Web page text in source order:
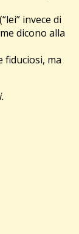
invece di
dicono alla
fiduciosi, ma